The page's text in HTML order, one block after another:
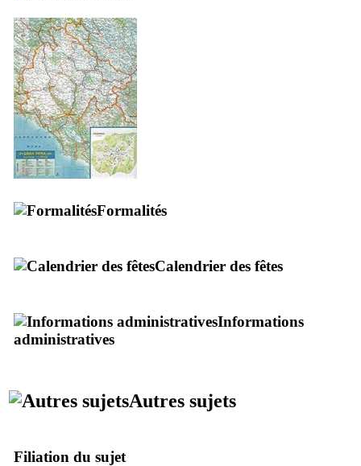
Formalités
Calendrier des fêtes
Informations
administratives
Autres sujets
Filiation du sujet